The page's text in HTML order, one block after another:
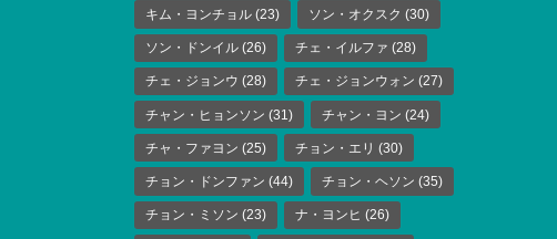
キム・ヨンチョル (23) ソン・オクスク (30)
ソン・ドンイル (26) チェ・イルファ (28)
チェ・ジョンウ (28) チェ・ジョンウォン (27)
チャン・ヒョンソン (31) チャン・ヨン (24)
チャ・ファヨン (25) チョン・エリ (30)
チョン・ドンファン (44) チョン・ヘソン (35)
チョン・ミソン (23) ナ・ヨンヒ (26)